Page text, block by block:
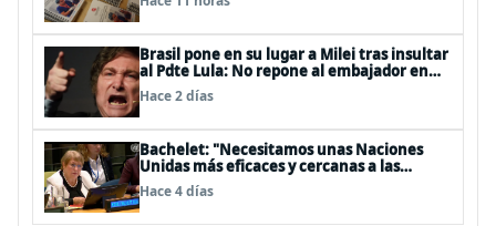
Brasil pone en su lugar a Milei tras insultar
al Pdte Lula: No repone al embajador en
BBSS y rebaja la relación bilateral
Hace 2 días
Bachelet: "Necesitamos unas Naciones
Unidas más eficaces y cercanas a las
personas"
Hace 4 días